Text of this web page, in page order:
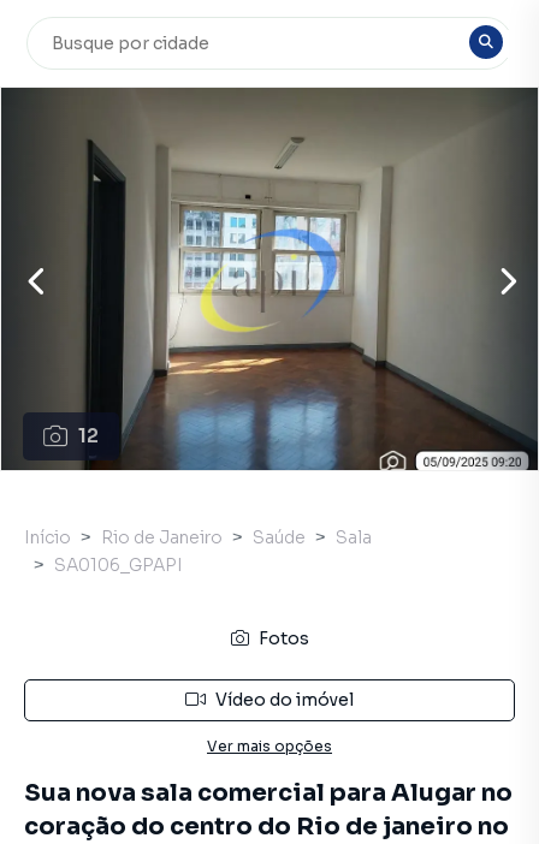
12
Início Rio de Janeiro Saúde
Sala
SA0106_GPAPI
Fotos
Vídeo do imóvel
Ver mais opções
Sua nova sala comercial para Alugar no
coração do centro do Rio de janeiro no